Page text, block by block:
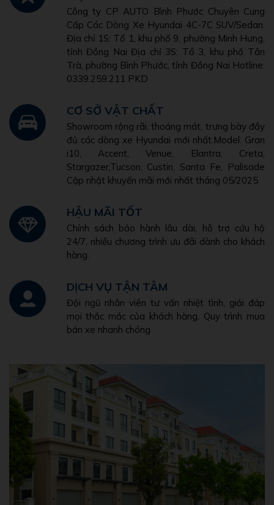
Công ty CP AUTO Bình Phước Chuyên Cung
Cấp Các Dòng Xe Hyundai 4C-7C SUV/Sedan.
Địa chỉ 1S: Tổ 1, khu phố 9, phường Minh Hưng,
tỉnh Đồng Nai Địa chỉ 3S: Tổ 3, khu phố Tân
Trà, phường Bình Phước, tỉnh Đồng Nai Hotline:
0339.259.211 PKD
CƠ SỞ VẬT CHẤT
Showroom rộng rãi, thoáng mát, trưng bày đầy
đủ các dòng xe Hyundai mới nhất.Model: Gran
i10, Accent, Venue, Elantra, Creta,
Stargazer,Tucson, Custin, Santa Fe, Palisade
Cập nhật khuyến mãi mới nhất tháng 05/2025
HẬU MÃI TỐT
Chính sách bảo hành lâu dài, hỗ trợ cứu hộ
24/7, nhiều chương trình ưu đãi dành cho khách
hàng.
DỊCH VỤ TẬN TÂM
Đội ngũ nhân viên tư vấn nhiệt tình, giải đáp
mọi thắc mắc của khách hàng. Quy trình mua
bán xe nhanh chóng